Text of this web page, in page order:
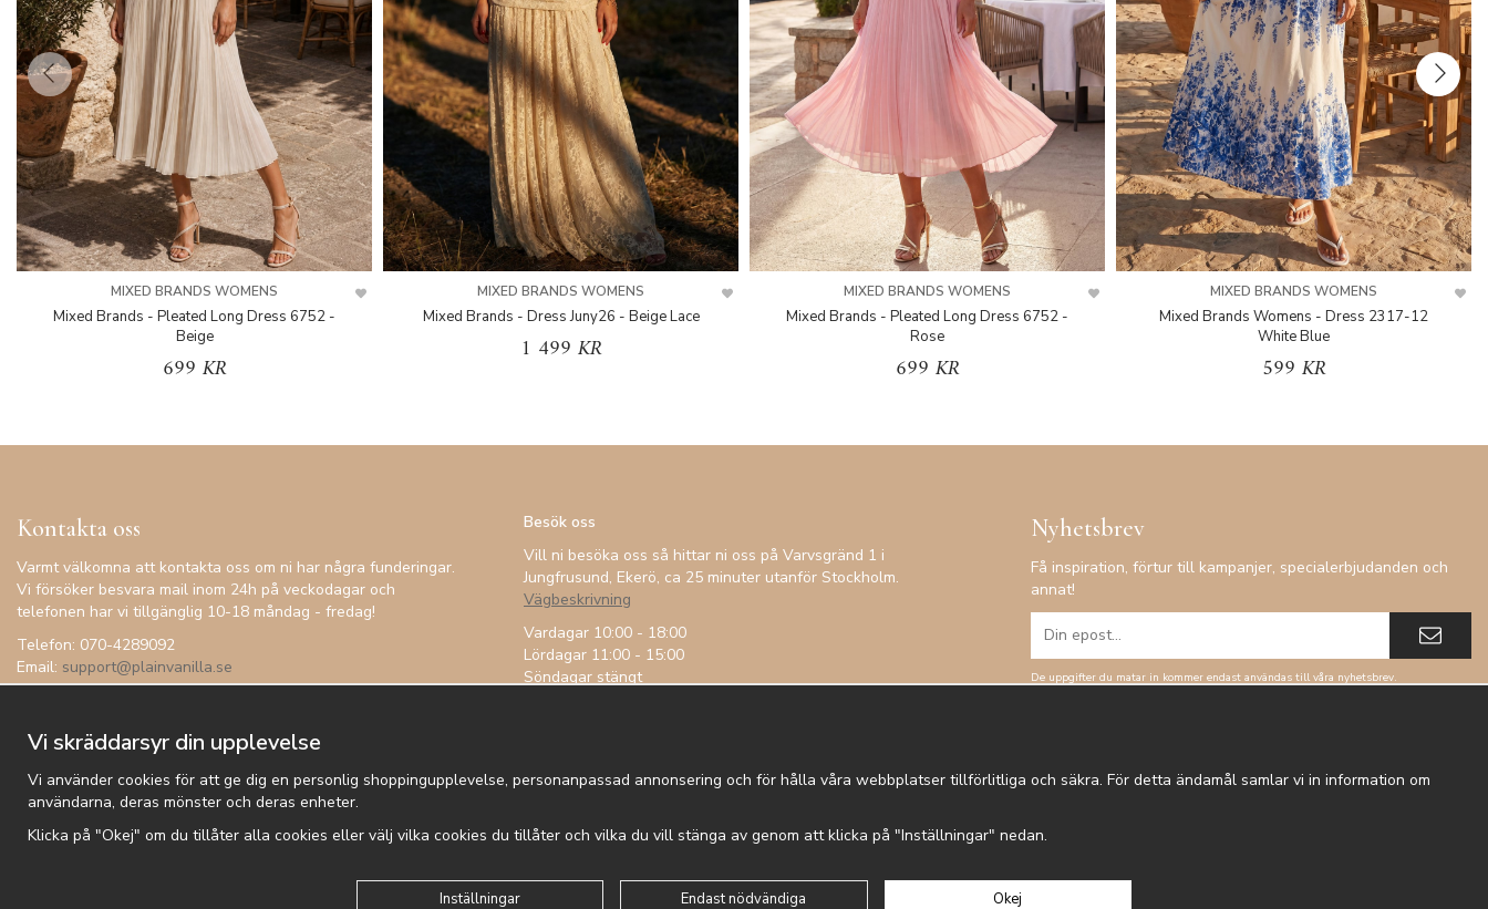
MIXED BRANDS WOMENS
Mixed Brands - Pleated Long Dress 6752 -
Beige
699 KR
MIXED BRANDS WOMENS
Mixed Brands - Dress Juny26 - Beige Lace
1 499 KR
MIXED BRANDS WOMENS
Mixed Brands - Pleated Long Dress 6752 -
Rose
699 KR
MIXED BRANDS WOMENS
Mixed Brands Womens - Dress 2317-12
White Blue
599 KR
Kontakta oss
Varmt välkomna att kontakta oss om ni har några funderingar.
Vi försöker besvara mail inom 24h på veckodagar och
telefonen har vi tillgänglig 10-18 måndag - fredag!
Telefon: 070-4289092
Email: support@plainvanilla.se
Besök oss
Vill ni besöka oss så hittar ni oss på Varvsgränd 1 i
Jungfrusund, Ekerö, ca 25 minuter utanför Stockholm.
Vägbeskrivning
Vardagar 10:00 - 18:00
Lördagar 11:00 - 15:00
Söndagar stängt
Nyhetsbrev
Få inspiration, förtur till kampanjer, specialerbjudanden och
annat!
De uppgifter du matar in kommer endast användas till våra nyhetsbrev.
Vi skräddarsyr din upplevelse
Vi använder cookies för att ge dig en personlig shoppingupplevelse, personanpassad annonsering och för hålla våra webbplatser tillförlitliga och säkra. För detta ändamål samlar vi in information om
användarna, deras mönster och deras enheter.
Klicka på "Okej" om du tillåter alla cookies eller välj vilka cookies du tillåter och vilka du vill stänga av genom att klicka på "Inställningar" nedan.
Inställningar Endast nödvändiga Okej